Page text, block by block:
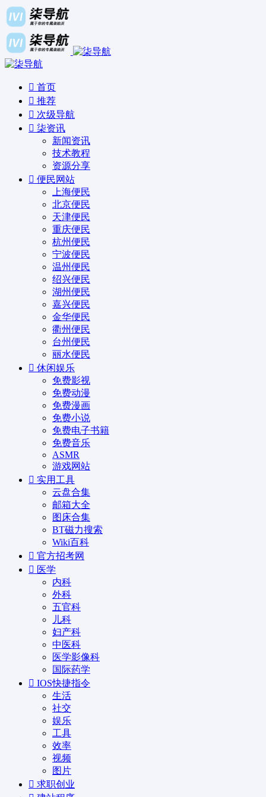
首页
推荐
次级导航
柒资讯
新闻资讯
技术教程
资源分享
便民网站
上海便民
北京便民
天津便民
重庆便民
杭州便民
宁波便民
温州便民
绍兴便民
湖州便民
嘉兴便民
金华便民
衢州便民
台州便民
丽水便民
休闲娱乐
免费影视
免费动漫
免费漫画
免费小说
免费电子书籍
免费音乐
ASMR
游戏网站
实用工具
云盘合集
邮箱大全
图床合集
BT磁力搜索
Wiki百科
官方招考网
医学
内科
外科
五官科
儿科
妇产科
中医科
医学影像科
国际药学
IOS快捷指令
生活
社交
娱乐
工具
效率
视频
图片
求职创业